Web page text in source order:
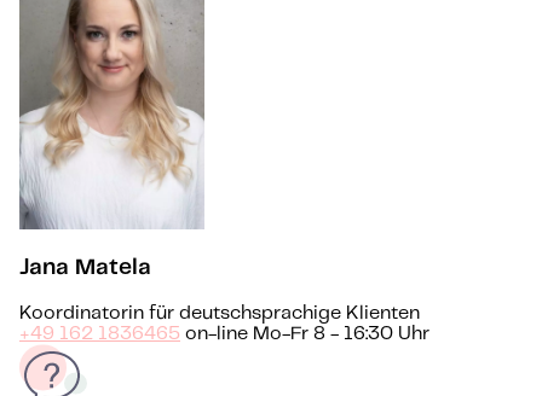
Jana Matela
Koordinatorin für deutschsprachige Klienten
+49 162 1836465 on-line Mo-Fr 8 - 16:30 Uhr